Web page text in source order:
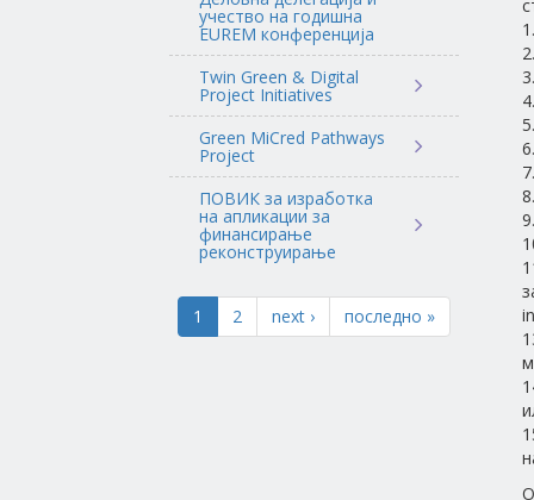
учество на годишна
EUREM конференција
Twin Green & Digital
Project Initiatives
Green MiCred Pathways
Project
ПОВИК за изработка
на апликации за
финансирање
реконструирање
1 2 next › последно »